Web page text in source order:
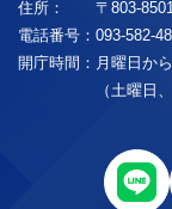
住所：
〒803-
電話番号： 093-582-
開庁時間： 月曜日か
（土曜日